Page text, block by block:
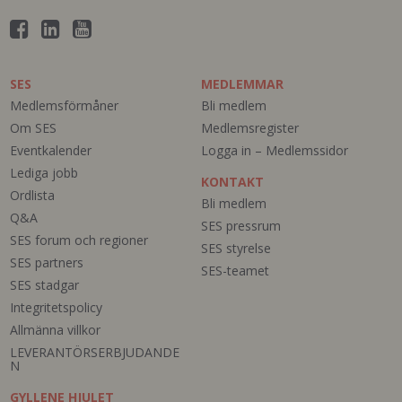
SES
Medlemsförmåner
Om SES
Eventkalender
Lediga jobb
Ordlista
Q&A
SES forum och regioner
SES partners
SES stadgar
Integritetspolicy
Allmänna villkor
LEVERANTÖRSERBJUDANDE
N
MEDLEMMAR
Bli medlem
Medlemsregister
Logga in – Medlemssidor
GYLLENE HJULET
KONTAKT
Bli medlem
SES pressrum
SES styrelse
SES-teamet